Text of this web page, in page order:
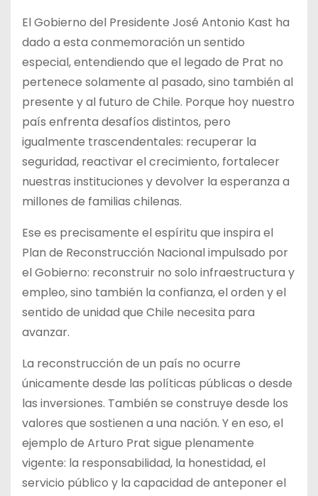
El Gobierno del Presidente José Antonio Kast ha
dado a esta conmemoración un sentido
especial, entendiendo que el legado de Prat no
pertenece solamente al pasado, sino también al
presente y al futuro de Chile. Porque hoy nuestro
país enfrenta desafíos distintos, pero
igualmente trascendentales: recuperar la
seguridad, reactivar el crecimiento, fortalecer
nuestras instituciones y devolver la esperanza a
millones de familias chilenas.
Ese es precisamente el espíritu que inspira el
Plan de Reconstrucción Nacional impulsado por
el Gobierno: reconstruir no solo infraestructura y
empleo, sino también la confianza, el orden y el
sentido de unidad que Chile necesita para
avanzar.
La reconstrucción de un país no ocurre
únicamente desde las políticas públicas o desde
las inversiones. También se construye desde los
valores que sostienen a una nación. Y en eso, el
ejemplo de Arturo Prat sigue plenamente
vigente: la responsabilidad, la honestidad, el
servicio público y la capacidad de anteponer el